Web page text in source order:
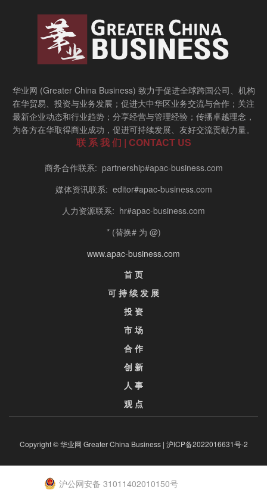
华业网 (Greater China Business) 致力于促进全球跨国公司、机构
在华贸易、投资与业务发展；促进大中华区业务交流与合作；关注
最新企业动态和行业趋势；分享经营与管理经验；传播卓越理念，
为各方在华取得商业成功，促进可持续发展、友好交流贡献力量。
联 系 我 们 | CONTACT US
商务合作联系: partnership#apac-business.com
媒体资讯联系: editor#apac-business.com
人力资源联系: hr#apac-business.com
* (替换# 为 @)
www.apac-business.com
首 页
可 持 续 发 展
投 资
市 场
合 作
创 新
人 事
观 点
Copyright © 华业网 Greater China Business | 沪ICP备2022016631号-2
沪公网安备 31011402010150号